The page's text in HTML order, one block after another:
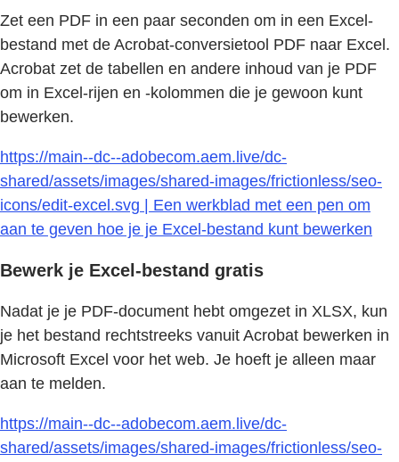
Zet een PDF in een paar seconden om in een Excel-
bestand met de Acrobat-conversietool PDF naar Excel.
Acrobat zet de tabellen en andere inhoud van je PDF
om in Excel-rijen en -kolommen die je gewoon kunt
bewerken.
https://main--dc--adobecom.aem.live/dc-
shared/assets/images/shared-images/frictionless/seo-
icons/edit-excel.svg | Een werkblad met een pen om
aan te geven hoe je je Excel-bestand kunt bewerken
Bewerk je Excel-bestand gratis
Nadat je je PDF-document hebt omgezet in XLSX, kun
je het bestand rechtstreeks vanuit Acrobat bewerken in
Microsoft Excel voor het web. Je hoeft je alleen maar
aan te melden.
https://main--dc--adobecom.aem.live/dc-
shared/assets/images/shared-images/frictionless/seo-